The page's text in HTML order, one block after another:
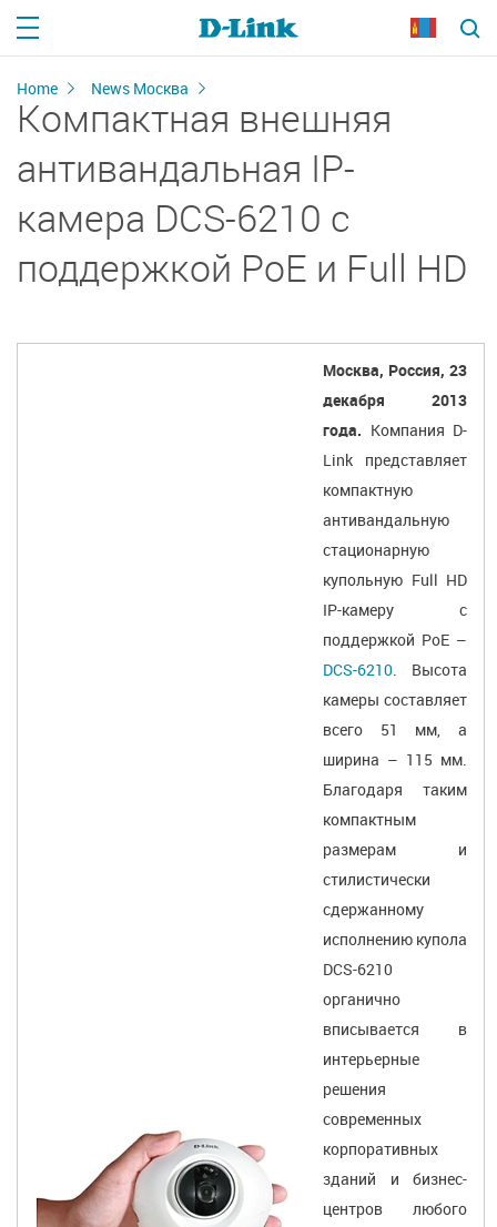
Home News Москва
Компактная внешняя
антивандальная IP-
камера DCS-6210 с
поддержкой PoE и Full HD
Москва, Россия, 23
декабря 2013
года. Компания D-
Link представляет
компактную
антивандальную
стационарную
купольную Full HD
IP-камеру с
поддержкой PoE –
DCS-6210. Высота
камеры составляет
всего 51 мм, а
ширина – 115 мм.
Благодаря таким
компактным
размерам и
стилистически
сдержанному
исполнению купола
DCS-6210
органично
вписывается в
интерьерные
решения
современных
корпоративных
зданий и бизнес-
центров любого